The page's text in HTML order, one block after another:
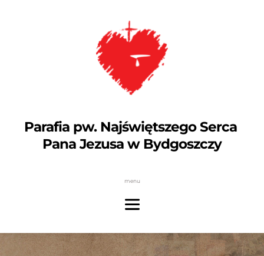
Parafia pw. Najświętszego Serca
Pana Jezusa w Bydgoszczy
menu